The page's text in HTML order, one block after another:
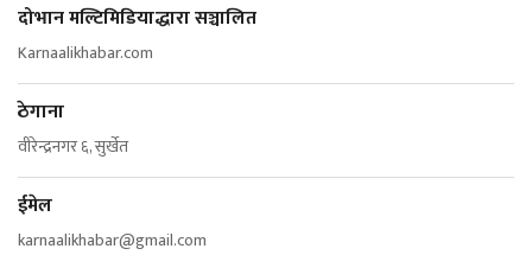
दोभान मल्टिमिडियाद्धारा सञ्चालित
Karnaalikhabar.com
ठेगाना
वीरेन्द्रनगर ६, सुर्खेत
ईमेल
karnaalikhabar@gmail.com